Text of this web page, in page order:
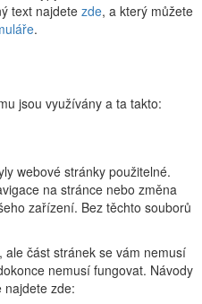
text najdete zde, a který můžete
.
jsou využívány a ta takto:
webové stránky použitelné.
na stránce nebo změna
zařízení. Bez těchto souborů
ale část stránek se vám nemusí
nemusí fungovat. Návody
zde: